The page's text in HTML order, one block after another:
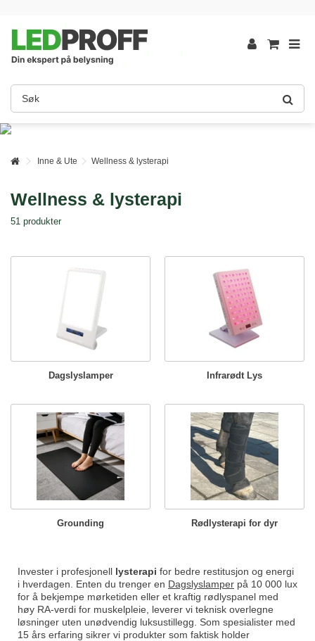
Inne & Ute Wellness & lysterapi
Wellness & lysterapi
51 produkter
Dagslyslamper Infrarødt Lys
Grounding Rødlysterapi for dyr
Invester i profesjonell lysterapi for bedre restitusjon og energi
i hverdagen. Enten du trenger en Dagslyslamper på 10 000 lux
for å bekjempe mørketiden eller et kraftig rødlyspanel med
høy RA-verdi for muskelpleie, leverer vi teknisk overlegne
løsninger uten unødvendig luksustillegg. Som spesialister med
15 års erfaring sikrer vi produkter som faktisk holder